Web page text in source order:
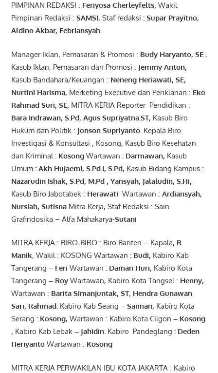
PIMPINAN REDAKSI : Feriyosa Cherleyfelts, Wakil
Pimpinan Redaksi : SAMSI, Staf redaksi : Supar Prayitno,
Aldino Akbar, Febriansyah.
Manager Iklan, Pemasaran & Promosi : Budy Haryanto, SE,
Kasub Iklan, Pemasaran dan Promosi : Jemmy Anton,
Kasub Bandahara/Keuangan : Neneng Heriawati, SE,
Nurtini Harisma, Merketing Executive dan Periklanan : Eko
Rahmad Suri, SE, MITRA KERJA Reporter Pendidikan :
Bara Indrawan, S.Pd, Agus Supriyatna.ST, Kasub Biro
Hukum dan Politik : Jonson Supriyanto. Kepala Biro
Investigasi & Konsultasi , Kosong, Kasub Biro Kesehatan
dan Kriminal : KosongWartawan : Darmawan, Kasub
Umum : Akh Hujaemi, S.Pd.I, S.Pd, Kasub Bidang Kampus :
Nazarudin Ishak, S.Pd, M.Pd, Yansyah, Jalaludin, S.Hi,
Kasub Biro Jabotabek : Herawati Wartawan : Ardiansyah,
Nursiah, SutisnaMitra Kerja, Staf Redaksi : Sain
Grafindosika – Alfa Mahakarya-Sutani
MITRA KERJA : BIRO-BIRO : Biro Banten – Kapala, R.
Manik, Wakil : KOSONG Wartawan : Budi, Kabiro Kab
Tangerang – Feri Wartawan : Daman Huri, Kabiro Kota
Tangerang – RoyWartawan, Kabiro Kota Tangsel : Henny,
Wartawan : Barita Simanjuntak, ST, Hendra Gunawan
Sari, Rahmad. Kabiro Kab Seang – Saiman, Kabiro Kota
Serang : Kosong, Wartawan : Kabiro Kota Cilgon – Kosong
, Kabiro Kab Lebak– Jahidin. Kabiro Pandeglang : Deden
Heriyanto Wartawan : Kosong
MITRA KERJA PERWAKILAN IBU KOTA JAKARTA : Kabiro